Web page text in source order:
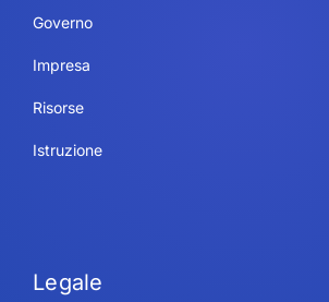
Governo
Impresa
Risorse
Istruzione
Legale